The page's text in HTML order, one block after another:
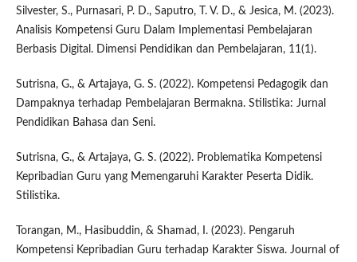
Silvester, S., Purnasari, P. D., Saputro, T. V. D., & Jesica, M. (2023).
Analisis Kompetensi Guru Dalam Implementasi Pembelajaran
Berbasis Digital. Dimensi Pendidikan dan Pembelajaran, 11(1).
Sutrisna, G., & Artajaya, G. S. (2022). Kompetensi Pedagogik dan
Dampaknya terhadap Pembelajaran Bermakna. Stilistika: Jurnal
Pendidikan Bahasa dan Seni.
Sutrisna, G., & Artajaya, G. S. (2022). Problematika Kompetensi
Kepribadian Guru yang Memengaruhi Karakter Peserta Didik.
Stilistika.
Torangan, M., Hasibuddin, & Shamad, I. (2023). Pengaruh
Kompetensi Kepribadian Guru terhadap Karakter Siswa. Journal of